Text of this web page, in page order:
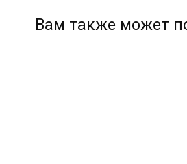
Вам также может